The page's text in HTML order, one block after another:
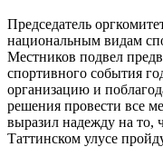
Председатель
национальным видам
Местников подвел
спортивного события
организацию и
решения провести все
выразил надежду на
Таттинском улусе